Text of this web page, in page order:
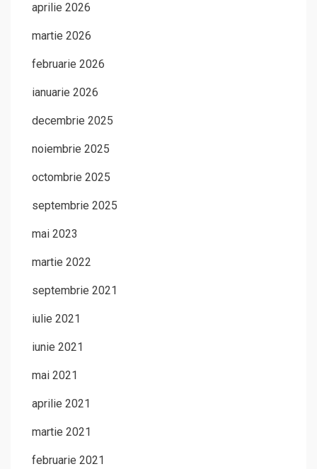
aprilie 2026
martie 2026
februarie 2026
ianuarie 2026
decembrie 2025
noiembrie 2025
octombrie 2025
septembrie 2025
mai 2023
martie 2022
septembrie 2021
iulie 2021
iunie 2021
mai 2021
aprilie 2021
martie 2021
februarie 2021